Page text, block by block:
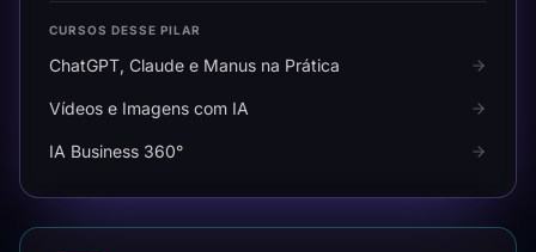
CURSOS DESSE PILAR
ChatGPT, Claude e Manus na Prática
Vídeos e Imagens com IA
IA Business 360°